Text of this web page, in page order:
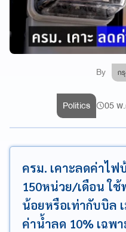
By ก
Politics 05 พ
ครม. เคาะลดค่าไฟ
150หน่วย/เดือน ใช้
น้อยหรือเท่ากับบิล
ค่าน้ำลด 10% เฉพ